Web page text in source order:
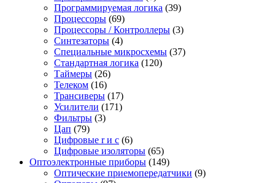
Программируемая логика (39)
Процессоры (69)
Процессоры / Контроллеры (3)
Синтезаторы (4)
Специальные микросхемы (37)
Стандартная логика (120)
Таймеры (26)
Телеком (16)
Трансиверы (17)
Усилители (171)
Фильтры (3)
Цап (79)
Цифровые r и c (6)
Цифровые изоляторы (65)
Оптоэлектронные приборы (149)
Оптические приемопередатчики (9)